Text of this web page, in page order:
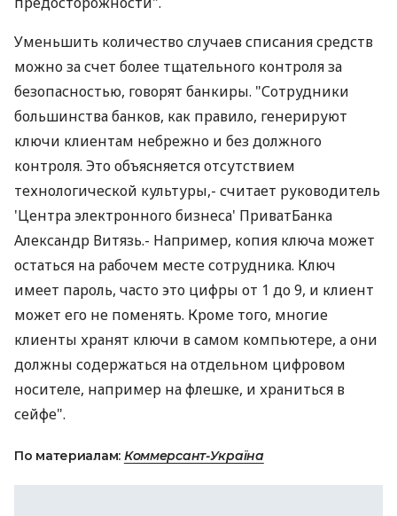
Уменьшить количество случаев списания средств
можно за счет более тщательного контроля за
безопасностью, говорят банкиры. "Сотрудники
большинства банков, как правило, генерируют
ключи клиентам небрежно и без должного
контроля. Это объясняется отсутствием
технологической культуры,- считает руководитель
'Центра электронного бизнеса' ПриватБанка
Александр Витязь.- Например, копия ключа может
остаться на рабочем месте сотрудника. Ключ
имеет пароль, часто это цифры от 1 до 9, и клиент
может его не поменять. Кроме того, многие
клиенты хранят ключи в самом компьютере, а они
должны содержаться на отдельном цифровом
носителе, например на флешке, и храниться в
сейфе".
По материалам: Коммерсант-Україна